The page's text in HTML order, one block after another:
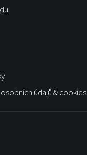
údajů & cookies